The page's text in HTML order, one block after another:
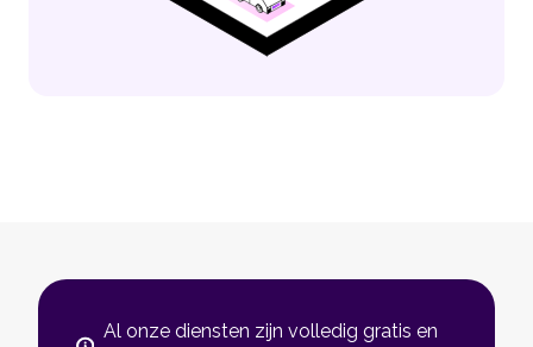
Al onze diensten zijn volledig gratis en